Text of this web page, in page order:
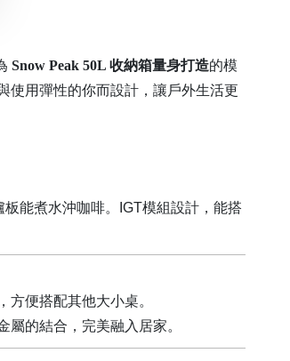
Snow Peak 50L 收納箱量身打造的模
使用彈性的你而設計，讓戶外生活更
能煮水沖咖啡。IGT模組設計，能搭
方便搭配其他大小桌。
屬的結合，完美融入居家。